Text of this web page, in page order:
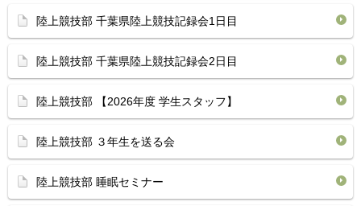
陸上競技部 千葉県陸上競技記録会1日目 ⁡
陸上競技部 ⁡千葉県陸上競技記録会2日目 ⁡
陸上競技部 【2026年度 学生スタッフ】
陸上競技部 ３年生を送る会
陸上競技部 睡眠セミナー